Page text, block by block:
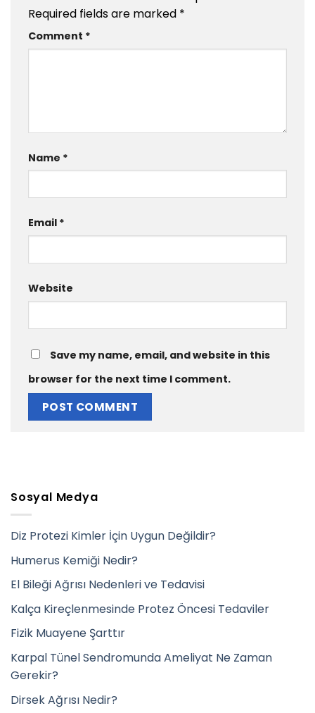
Required fields are marked *
Comment *
Name *
Email *
Website
Save my name, email, and website in this
browser for the next time I comment.
Sosyal Medya
Diz Protezi Kimler İçin Uygun Değildir?
Humerus Kemiği Nedir?
El Bileği Ağrısı Nedenleri ve Tedavisi
Kalça Kireçlenmesinde Protez Öncesi Tedaviler
Fizik Muayene Şarttır
Karpal Tünel Sendromunda Ameliyat Ne Zaman
Gerekir?
Dirsek Ağrısı Nedir?